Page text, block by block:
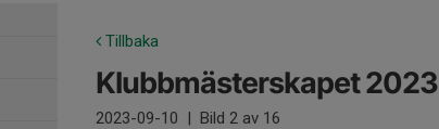
Tillbaka
Klubbmästerskapet 2023
2023-09-10 | Bild 2 av 16